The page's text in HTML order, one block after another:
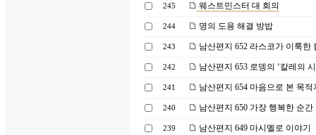
245 웨스트민스터 대 회의
244 명의 도용 해결 방밥
243 남산편지 652 라스코가 이룩한
242 남산편지 653 로뎅의 ‘칼레의
241 남산편지 654 마음으로 본 목적
240 남산편지 650 가장 행복한 순간
239 남산편지 649 마시멜로 이야기